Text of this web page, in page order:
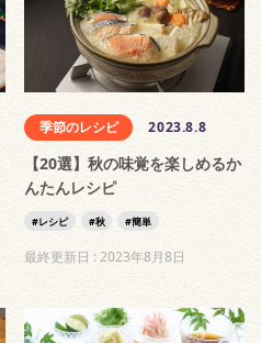
季節のレシピ 2023.8.8
【20選】秋の味覚を楽しめるか
んたんレシピ
レシピ 秋 簡単
最終更新日 :2023年8月8日